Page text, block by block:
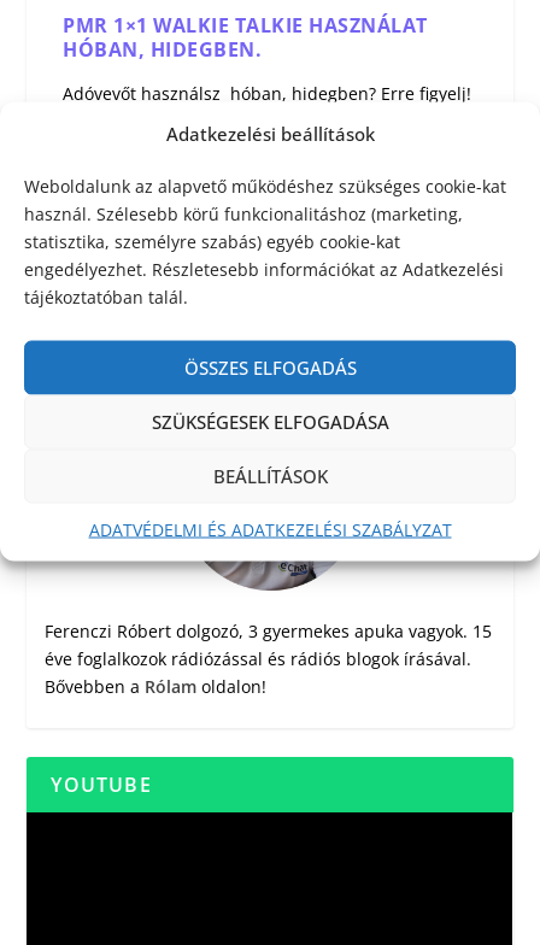
Adatkezelési beállítások
Weboldalunk az alapvető működéshez szükséges cookie-kat
használ. Szélesebb körű funkcionalitáshoz (marketing,
statisztika, személyre szabás) egyéb cookie-kat
engedélyezhet. Részletesebb információkat az Adatkezelési
tájékoztatóban talál.
ÖSSZES ELFOGADÁS
SZÜKSÉGESEK ELFOGADÁSA
BEÁLLÍTÁSOK
ADATVÉDELMI ÉS ADATKEZELÉSI SZABÁLYZAT
PMR 1×1 WALKIE TALKIE HASZNÁLAT
HÓBAN, HIDEGBEN.
Adóvevőt használsz hóban, hidegben? Erre figyelj!
Az adóvevőknek mindenhol hasznát vesszük még a...
OLVASS TOVÁBB
1 2 3 4
Ferenczi Róbert dolgozó, 3 gyermekes apuka vagyok. 15
éve foglalkozok rádiózással és rádiós blogok írásával.
Bővebben a Rólam oldalon!
YOUTUBE